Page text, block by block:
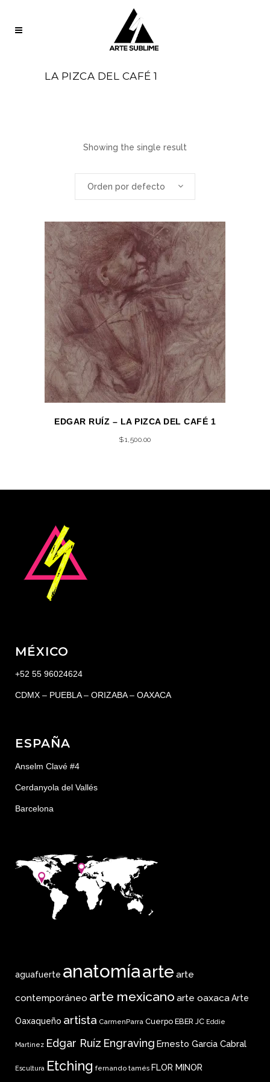
LA PIZCA DEL CAFÉ 1
Showing the single result
Orden por defecto
EDGAR RUÍZ – LA PIZCA DEL CAFÉ 1
$1,500.00
MÉXICO
+52 55 96024624
CDMX – PUEBLA – ORIZABA – OAXACA
ESPAÑA
Anselm Clavé #4
Cerdanyola del Vallés
Barcelona
aguafuerte anatomíaarte arte
contemporáneo arte mexicano arte oaxacaArte
Oaxaqueño artista CarmenParra Cuerpo EBER JC Eddie
Martinez Edgar Ruíz Engraving Ernesto Garcia Cabral
Escultura Etching fernando tamés FLOR MINOR